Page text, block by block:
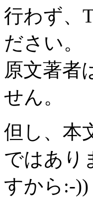
行わず、
ださい。
原文著者
せん。
但し、本
ではあり
すから:-))